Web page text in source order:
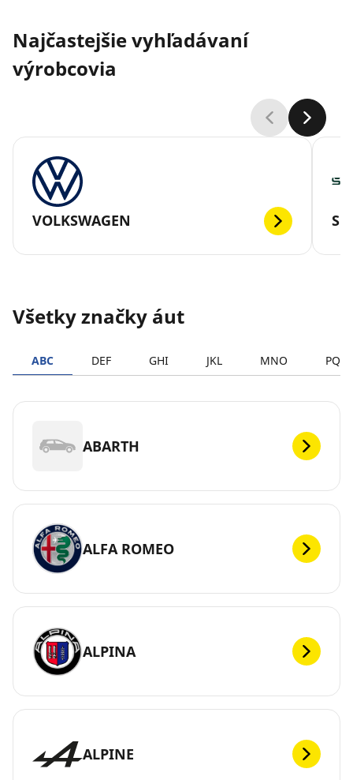
Najčastejšie vyhľadávaní
výrobcovia
VOLKSWAGEN
Všetky značky áut
ABC DEF GHI JKL MNO PQRS
ABARTH
ALFA ROMEO
ALPINA
ALPINE